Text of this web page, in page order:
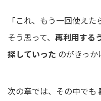
「これ、もう一回使え
そう思って、 再利用する
探していった のがきっか
次の章では、その中でも